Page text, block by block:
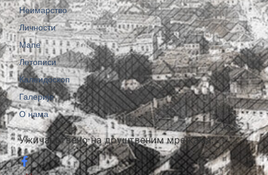
Ужичанствено на друштвеним мрежама:
Неимарство
Личности
Мапе
Летописи
Калеидоскоп
Галерије
О нама